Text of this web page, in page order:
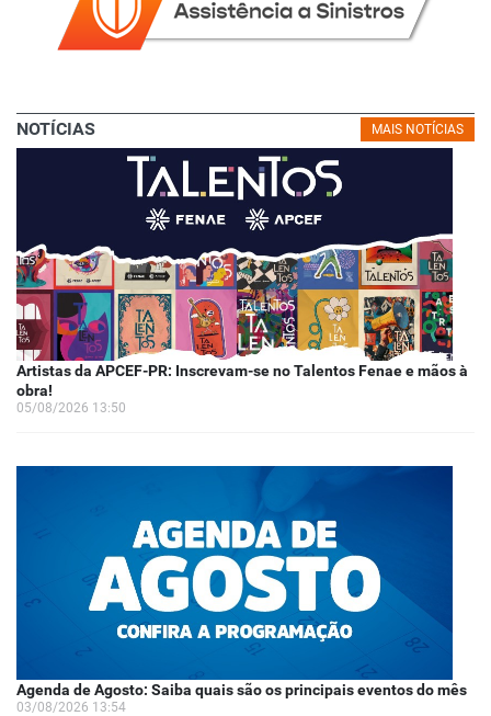
MAIS NOTÍCIAS
NOTÍCIAS
Artistas da APCEF-PR: Inscrevam-se no Talentos Fenae e mãos à
obra!
05/08/2026 13:50
Agenda de Agosto: Saiba quais são os principais eventos do mês
03/08/2026 13:54